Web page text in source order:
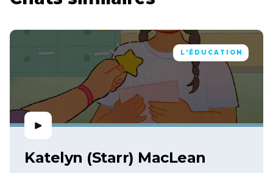
L'ÉDUCATION
Katelyn (Starr) MacLean